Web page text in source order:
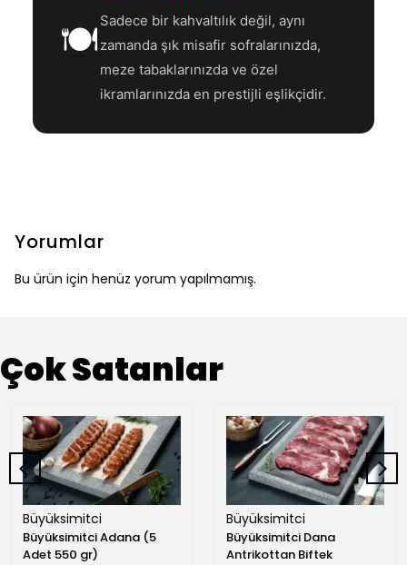
🍽️Sadece bir kahvaltılık değil, aynı
zamanda şık misafir sofralarınızda,
meze tabaklarınızda ve özel
ikramlarınızda en prestijli eşlikçidir.
Yorumlar
Bu ürün için henüz yorum yapılmamış.
Çok Satanlar
Büyüksimitci
Büyüksimitci Adana (5
Adet 550 gr)
Büyüksimitci
Büyüksimitci Dana
Antrikottan Biftek